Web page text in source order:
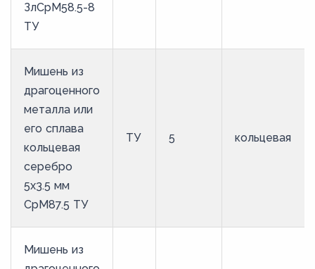
ЗлСрМ58.5-8
ТУ
Мишень из
драгоценного
металла или
его сплава
кольцевая
серебро
5х3.5 мм
СрМ87.5 ТУ
ТУ 5 кольцевая
Мишень из